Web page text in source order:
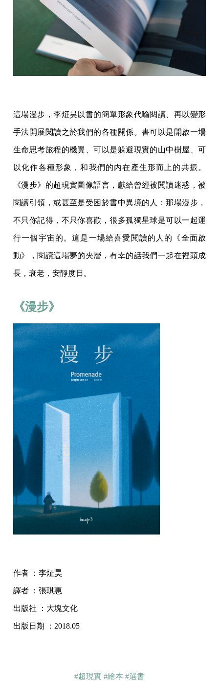
這場漫步，李炡昊以書的簡單形象代喻閱讀、再以變形
手法開展閱讀之於我們的各種關係。書可以是開啟一場
生命思考旅程的機翼、可以是躲避現實的山中樹屋、可
以化作各種形象，和我們的內在產生形而上的共振。
《漫步》的超現實圖像語言，獻給曾經被閱讀迷惑，被
閱讀引領，或甚至是受困於書中異境的人：那場漫步，
不只你記得，不只你喜歡，很多孤獨星球是可以一起運
行一個宇宙的。這是一場給喜愛閱讀的人的《全面啟
動》，閱讀這場夢的夾層，有幸的話我們一起在裡頭成
長，衰老，安靜度日。
《漫步》
作者 ：李炡昊
譯者 ：張琪惠
出版社 ：大塊文化
出版日期 ：2018.05
#超現實 #繪本 #選書